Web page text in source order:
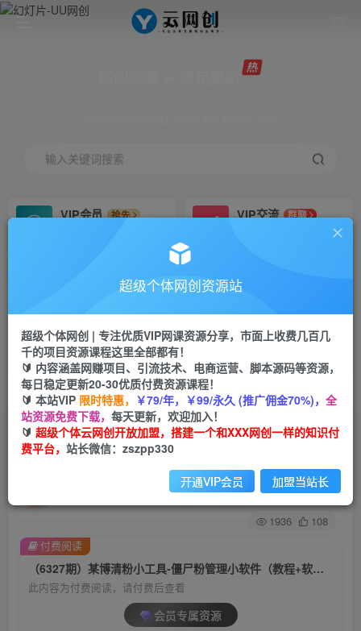
输入关键词搜索
VIP会员
抢先
VIP交流
群聊
研究探讨更多创业项目路子。
会员专属推广链接
招募站长
挂机
项目
脚本卡密
APP下载
GO
首页 创业课程 会员专属 正文
（6327期）某博清粉小工具-僵尸粉管理小软件
（教程+软件）
关注 私信
1936 108
（6327期）某博清粉小工具-僵尸粉管理小软件（教程+软件）
此内容为付费阅读，请付费后查看
会员专属资源
付费阅读
超级个体网创资源站
超级个体网创 | 专注优质VIP网课资源分享，市面上收费几百几
千的项目资源课程这里全部都有！
🔰 内容涵盖网赚项目、引流技术、电商运营、脚本源码等资源，
每日稳定更新20-30优质付费资源课程！
🔰 本站VIP 限时特惠， ￥79/年，￥99/永久 (推广佣金70%)， 全
站资源免费下载， 每天更新，欢迎加入！
🔰 超级个体云网创开放加盟，搭建一个和XXX网创一样的知识付
费平台， 站长微信：zszpp330
开通VIP会员 加盟当站长